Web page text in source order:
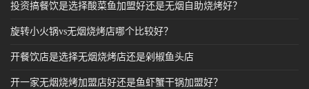
投资搞餐饮是选择酸菜鱼加盟好还是无烟自助烧烤好？
旋转小火锅vs无烟烧烤店哪个比较好？
开餐饮店是选择无烟烧烤店还是剁椒鱼头店
开一家无烟烧烤加盟店好还是鱼虾蟹干锅加盟好？